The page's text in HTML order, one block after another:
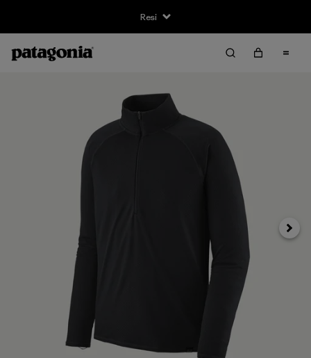
Resi
Avanti